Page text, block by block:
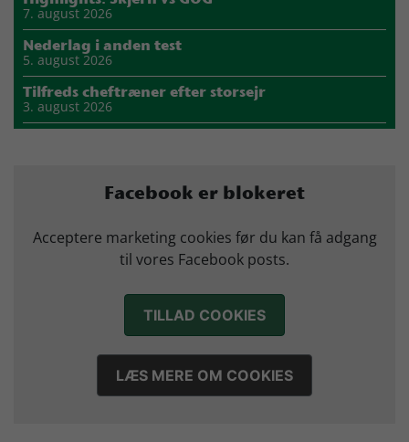
7. august 2026
Nederlag i anden test
5. august 2026
Tilfreds cheftræner efter storsejr
3. august 2026
Storsejr i første test
2. august 2026
Carlén efter første uge: Vi skal turde stille krav til hinanden
27. juli 2026
Marius Nørsøller udlejes til HØJ Elite
Facebook er blokeret
Acceptere marketing cookies før du kan få adgang
til vores Facebook posts.
TILLAD COOKIES
LÆS MERE OM COOKIES